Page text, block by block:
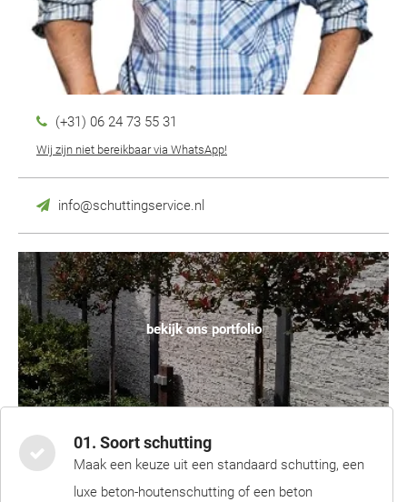
(+31) 06 24 73 55 31
Wij zijn niet bereikbaar via WhatsApp!
info@schuttingservice.nl
bekijk ons portfolio
01. Soort schutting
Maak een keuze uit een standaard schutting, een
luxe beton-houtenschutting of een beton